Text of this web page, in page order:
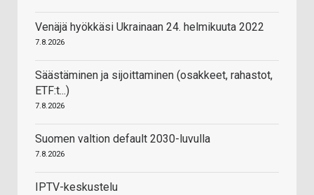
Venäjä hyökkäsi Ukrainaan 24. helmikuuta 2022
7.8.2026
Säästäminen ja sijoittaminen (osakkeet, rahastot,
ETF:t...)
7.8.2026
Suomen valtion default 2030-luvulla
7.8.2026
IPTV-keskustelu